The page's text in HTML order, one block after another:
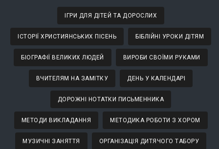
ІГРИ ДЛЯ ДІТЕЙ ТА ДОРОСЛИХ
ІСТОРІЇ ХРИСТИЯНСЬКИХ ПІСЕНЬ БІБЛІЙНІ УРОКИ ДІТЯМ
БІОГРАФІЇ ВЕЛИКИХ ЛЮДЕЙ ВИРОБИ СВОЇМИ РУКАМИ
ВЧИТЕЛЯМ НА ЗАМІТКУ ДЕНЬ У КАЛЕНДАРІ
ДОРОЖНІ НОТАТКИ ПИСЬМЕННИКА
МЕТОДИ ВИКЛАДАННЯ МЕТОДИКА РОБОТИ З ХОРОМ
МУЗИЧНІ ЗАНЯТТЯ ОРГАНІЗАЦІЯ ДИТЯЧОГО ТАБОРУ